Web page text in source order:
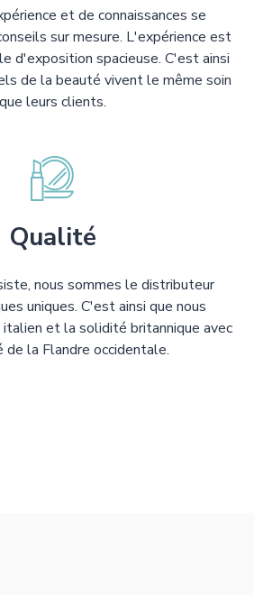
et de connaissances se
sur mesure. L'expérience est
d'exposition spacieuse. C'est ainsi
de la beauté vivent le même soin
que leurs clients.
Qualité
nous sommes le distributeur
uniques. C'est ainsi que nous
italien et la solidité britannique avec
de la Flandre occidentale.